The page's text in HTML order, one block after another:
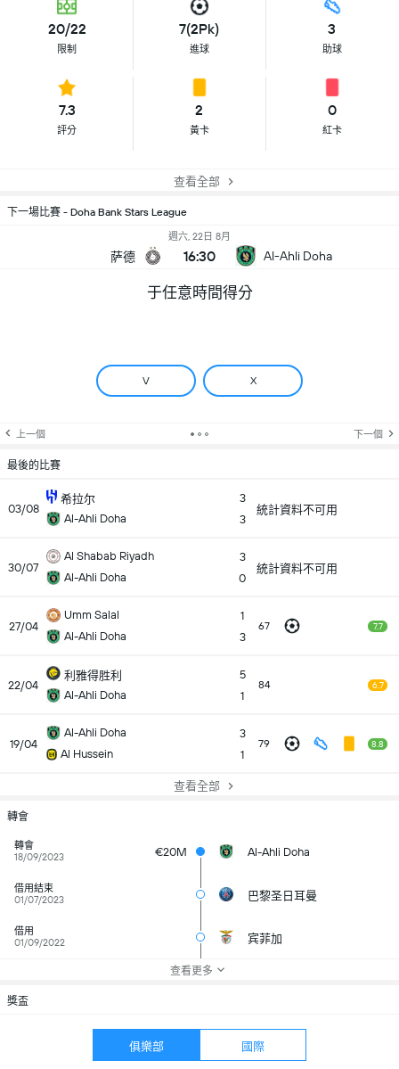
20/22
限制
7(2Pk)
進球
3
助球
7.3
評分
2
黃卡
0
紅卡
查看全部
下一場比賽 - Doha Bank Stars League
萨德
週六, 22日 8月
16:30 Al-Ahli Doha
于任意時間得分
V X
上一個 下一個
最後的比賽
03/08
希拉尔
Al-Ahli Doha
3
3
統計資料不可用
30/07
Al Shabab Riyadh
Al-Ahli Doha
3
0
統計資料不可用
27/04
Umm Salal
Al-Ahli Doha
1
3
67 7.7
22/04
利雅得胜利
Al-Ahli Doha
5
1
84 6.7
19/04
Al-Ahli Doha
Al Hussein
3
1
79 8.8
查看全部
轉會
轉會
18/09/2023
€20M Al-Ahli Doha
借用結束
01/07/2023
巴黎圣日耳曼
借用
01/09/2022
宾菲加
查看更多
獎盃
俱樂部 國際